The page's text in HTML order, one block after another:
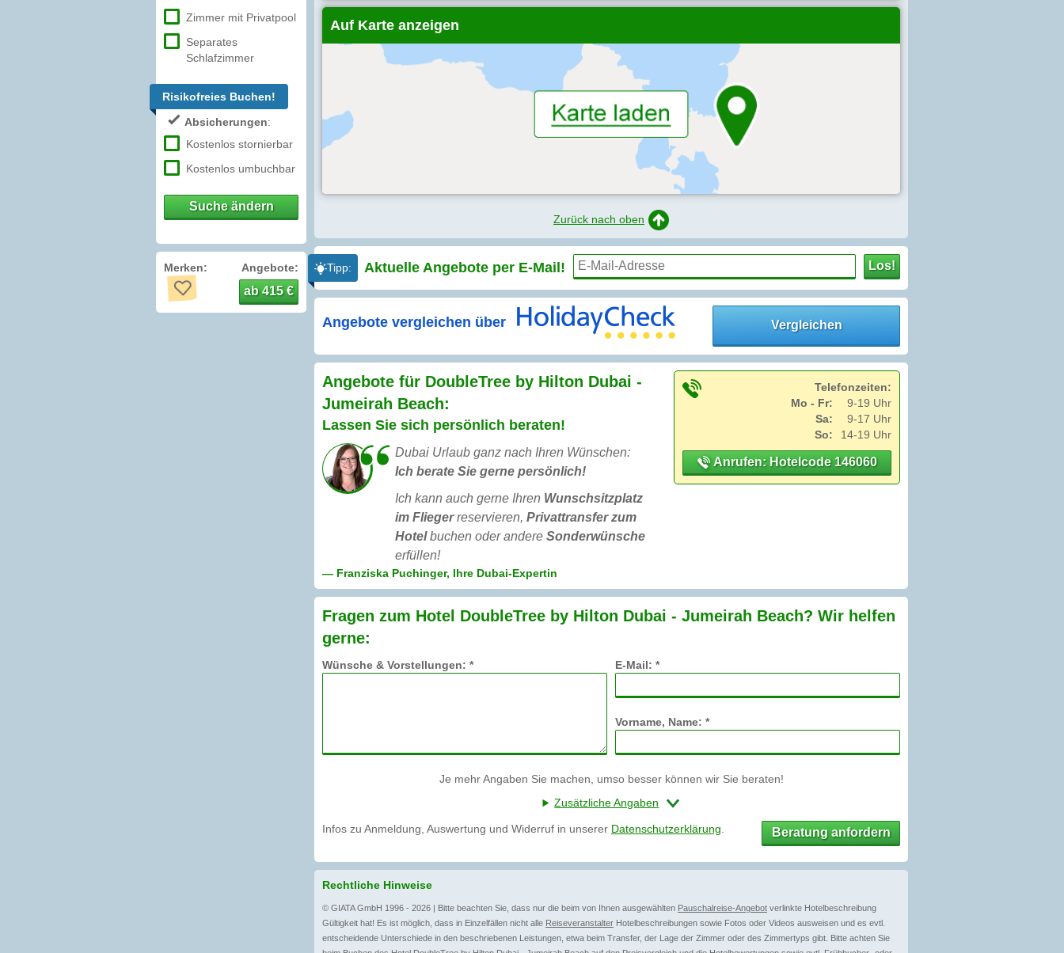
Zimmer mit Privatpool
Separates
Schlafzimmer
Risikofreies Buchen!
Absicherungen:
Kostenlos stornierbar
Kostenlos umbuchbar
Suche ändern
Merken: Angebote:
ab 415 €
Auf Karte anzeigen
Zurück nach oben
Tipp: Aktuelle Angebote per E-Mail! Los!
Angebote vergleichen über Vergleichen
Angebote für DoubleTree by Hilton Dubai -
Jumeirah Beach:
Lassen Sie sich persönlich beraten!
Dubai Urlaub ganz nach Ihren Wünschen:
Ich berate Sie gerne persönlich!
Ich kann auch gerne Ihren Wunschsitzplatz
im Fliegerreservieren, Privattransfer zum
Hotelbuchen oder andere Sonderwünsche
erfüllen!
— Franziska Puchinger, Ihre Dubai-Expertin
Telefonzeiten:
Mo - Fr:
9-19 Uhr
Sa:
9-17 Uhr
So:
14-19 Uhr
Anrufen: Hotelcode 146060
Fragen zum Hotel DoubleTree by Hilton Dubai - Jumeirah Beach? Wir helfen
gerne:
Wünsche & Vorstellungen: * E-Mail: *
Vorname, Name: *
Je mehr Angaben Sie machen, umso besser können wir Sie beraten!
Zusätzliche Angaben
Infos zu Anmeldung, Auswertung und Widerruf in unserer Datenschutzerklärung Beratung anfordern
Rechtliche Hinweise
© GIATA GmbH 1996 - 2026 | Bitte beachten Sie, dass nur die beim von Ihnen ausgewählten Pauschalreise-Angebot verlinkte Hotelbeschreibung
Gültigkeit hat! Es ist möglich, dass in Einzelfällen nicht alle Reiseveranstalter Hotelbeschreibungen sowie Fotos oder Videos ausweisen und es evtl.
entscheidende Unterschiede in den beschriebenen Leistungen, etwa beim Transfer, der Lage der Zimmer oder des Zimmertyps gibt. Bitte achten Sie